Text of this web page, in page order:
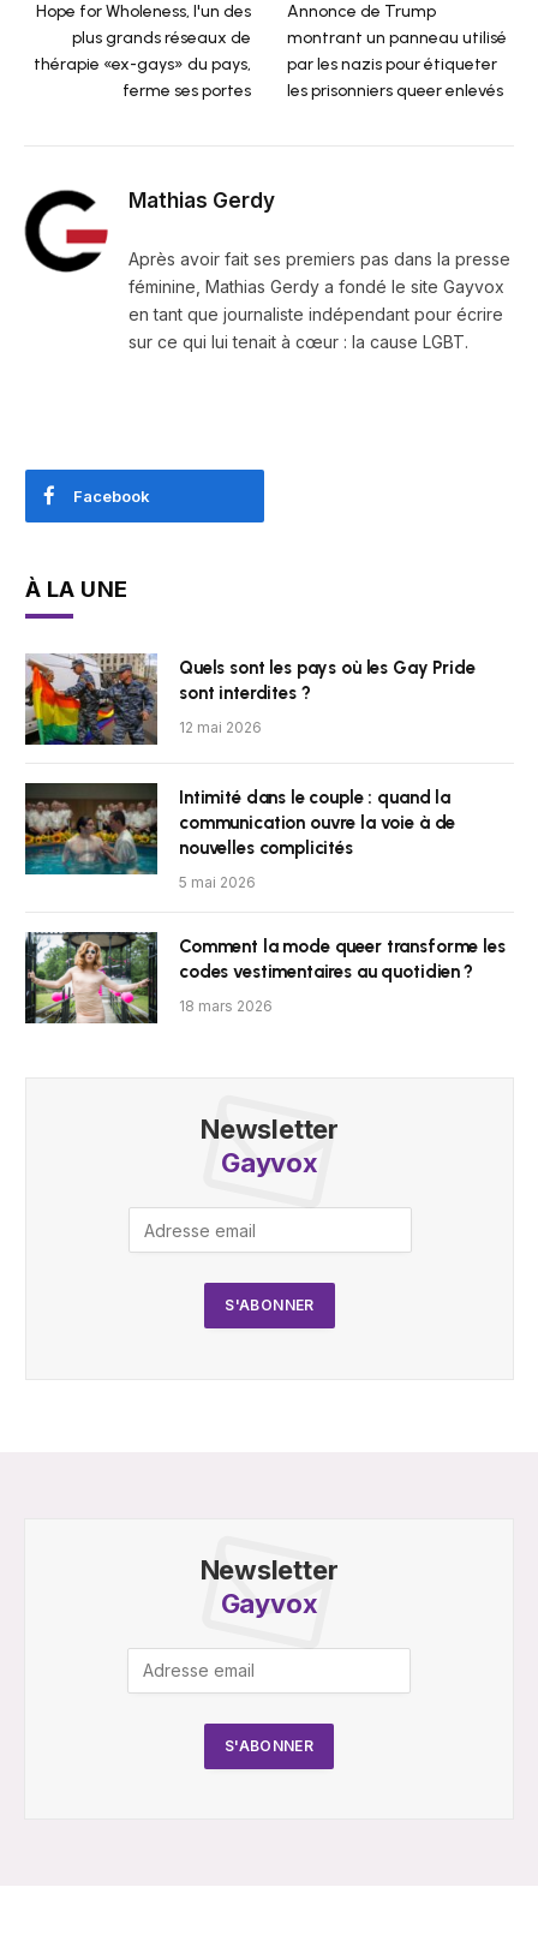
Hope for Wholeness, l'un des
plus grands réseaux de
thérapie «ex-gays» du pays,
ferme ses portes
Annonce de Trump
montrant un panneau utilisé
par les nazis pour étiqueter
les prisonniers queer enlevés
Mathias Gerdy
Après avoir fait ses premiers pas dans la presse
féminine, Mathias Gerdy a fondé le site Gayvox
en tant que journaliste indépendant pour écrire
sur ce qui lui tenait à cœur : la cause LGBT.
Facebook
À LA UNE
Quels sont les pays où les Gay Pride
sont interdites ?
12 mai 2026
Intimité dans le couple : quand la
communication ouvre la voie à de
nouvelles complicités
5 mai 2026
Comment la mode queer transforme les
codes vestimentaires au quotidien ?
18 mars 2026
Newsletter
Gayvox
Newsletter
Gayvox